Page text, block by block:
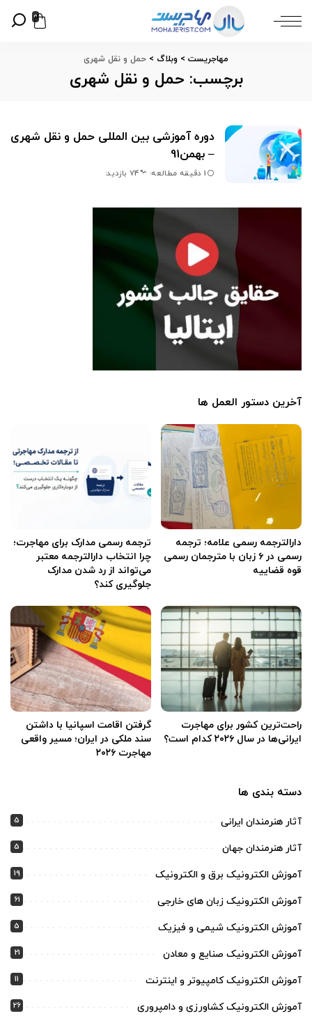
0
مهاجریست > وبلاگ > حمل و نقل شهری
برچسب: حمل و نقل شهری
دوره آموزشی بین المللی حمل و نقل شهری
– بهمن91
1 دقیقه مطالعه 74 بازدید
آخرین دستور العمل ها
دارالترجمه رسمی علامه؛ ترجمه
رسمی در ۶ زبان با مترجمان رسمی
قوه قضاییه
ترجمه رسمی مدارک برای مهاجرت؛
چرا انتخاب دارالترجمه معتبر
می‌تواند از رد شدن مدارک
جلوگیری کند؟
راحت‌ترین کشور برای مهاجرت
ایرانی‌ها در سال ۲۰۲۶ کدام است؟
گرفتن اقامت اسپانیا با داشتن
سند ملکی در ایران؛ مسیر واقعی
مهاجرت ۲۰۲۶
دسته بندی ها
آثار هنرمندان ایرانی 5
آثار هنرمندان جهان 5
آموزش الکترونیک برق و الکترونیک 19
آموزش الکترونیک زبان های خارجی 61
آموزش الکترونیک شیمی و فیزیک 5
آموزش الکترونیک صنایع و معادن 21
آموزش الکترونیک کامپیوتر و اینترنت 11
آموزش الکترونیک کشاورزی و دامپروری 26